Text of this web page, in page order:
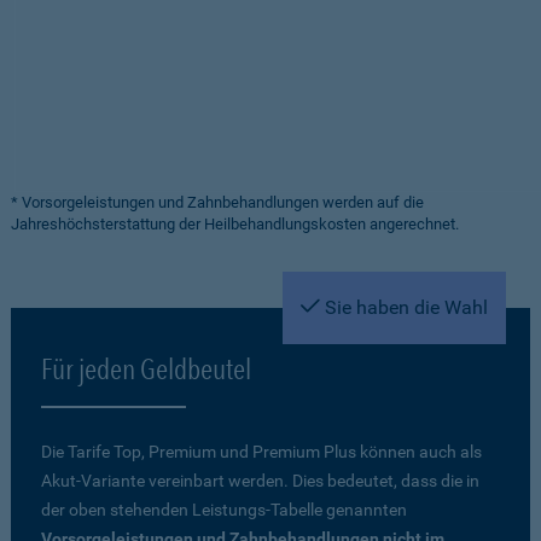
* Vorsorgeleistungen und Zahnbehandlungen werden auf die
Jahreshöchsterstattung der Heilbehandlungskosten angerechnet.
Sie haben die Wahl
Für jeden Geldbeutel
Die Tarife Top, Premium und Premium Plus können auch als
Akut-Variante vereinbart werden. Dies bedeutet, dass die in
der oben stehenden Leistungs-Tabelle genannten